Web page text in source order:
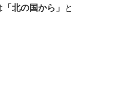
「北の国から」 と